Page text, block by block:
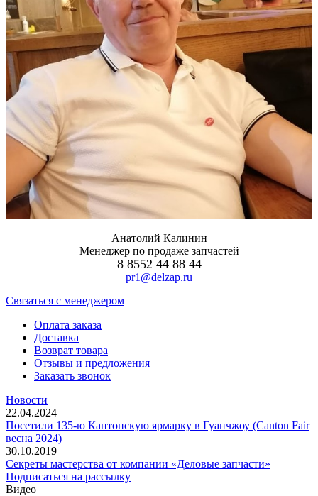
Анатолий Калинин
Менеджер по продаже запчастей
8 8552 44 88 44
pr1@delzap.ru
Cвязаться с менеджером
Оплата заказа
Доставка
Возврат товара
Отзывы и предложения
Заказать звонок
Новости
22.04.2024
Посетили 135-ю Кантонскую ярмарку в Гуанчжоу (Canton Fair
весна 2024)
30.10.2019
Секреты мастерства от компании «Деловые запчасти»
Подписаться на рассылку
Видео